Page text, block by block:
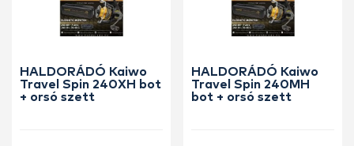
HALDORÁDÓ Kaiwo
Travel Spin 240XH bot
+ orsó szett
HALDORÁDÓ Kaiwo
Travel Spin 240MH
bot + orsó szett